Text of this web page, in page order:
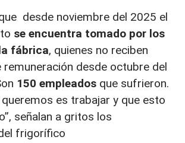
desde noviembre del 2025 el
se encuentra tomado por los
fábrica, quienes no reciben
remuneración desde octubre del
150 empleados que sufrieron.
queremos es trabajar y que esto
señalan a gritos los
frigorífico